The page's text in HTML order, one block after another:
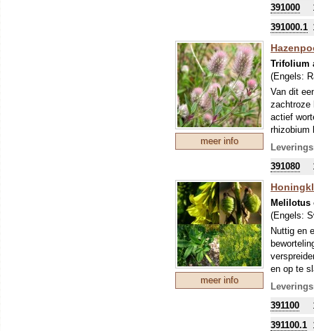
Om uw
zo'n
sommige
391000
391000.1
meer info
Trifolium
(Engels:
Van dit
zachtroze
actief
rhizobium
planten
Om uw
zo'n
sommige
391080
meer info
(Engels:
Nuttig en
en op te
planten.
gebleekt
peultjes
medische
391100
391100.1